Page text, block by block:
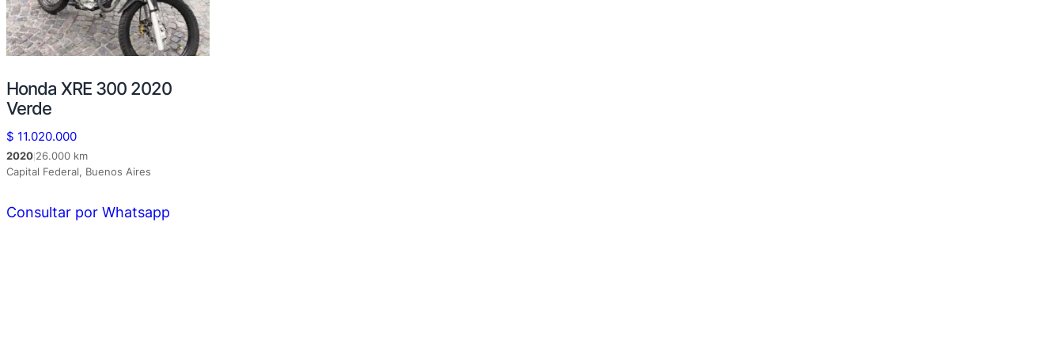
Honda XRE 300 2020
Verde
$ 11.020.000
2020 26.000 km
Capital Federal, Buenos Aires
Consultar por Whatsapp